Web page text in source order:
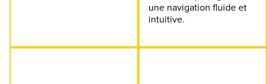
une navigation fluide et
intuitive.